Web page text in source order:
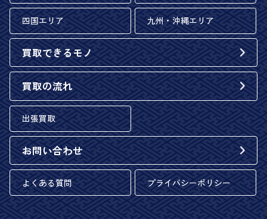
四国エリア 九州・沖縄エリア
買取できるモノ
買取の流れ
出張買取
お問い合わせ
よくある質問 プライバシーポリシー